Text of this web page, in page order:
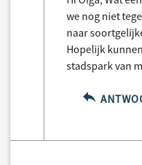
we nog niet
naar
Hopelijk
stadspark van